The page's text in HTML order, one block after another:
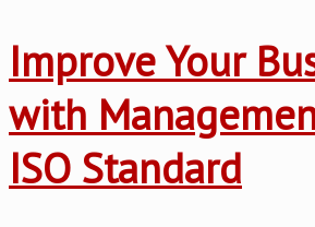
Improve Your
with
ISO Standard